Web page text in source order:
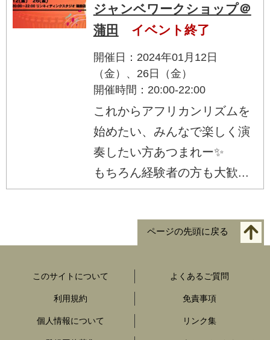
ジャンベワークショップ＠
蒲田
イベント終了
開催日：2024年01月12日
（金）、26日（金）
開催時間：20:00-22:00
これからアフリカンリズムを
始めたい、みんなで楽しく演
奏したい方あつまれー✨
もちろん経験者の方も大歓...
ページの先頭に戻る
このサイトについて よくあるご質問
利用規約 免責事項
個人情報について リンク集